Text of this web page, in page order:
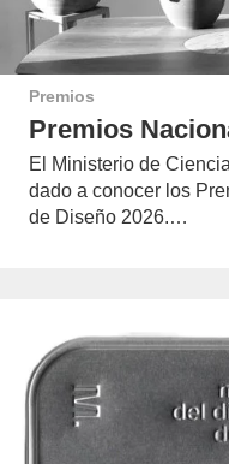
Premios
Premios
El Ministerio de
dado a conocer los
de Diseño 2026.…